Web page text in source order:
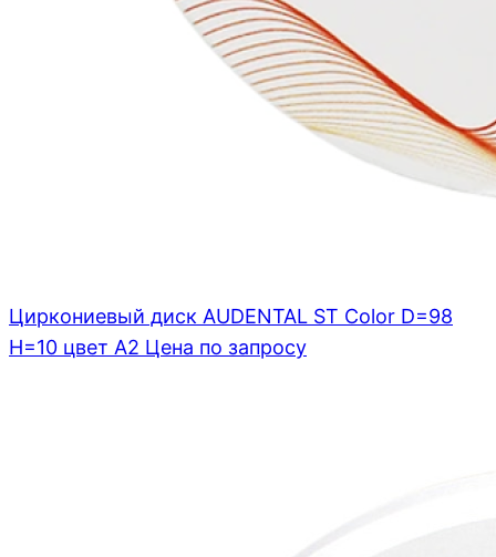
Циркониевый диск AUDENTAL ST Color D=98
H=10 цвет A2 Цена по запросу